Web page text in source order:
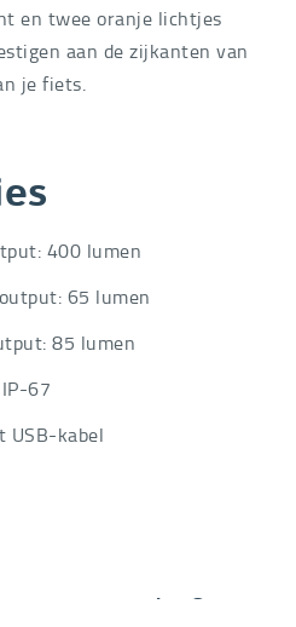
en twee oranje lichtjes
aan de zijkanten van
je fiets.
400 lumen
65 lumen
85 lumen
67
USB-kabel